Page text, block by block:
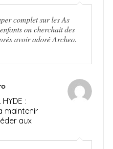
complet sur les As
on cherchait des
avoir adoré Archeo.
:
maintenir
aux